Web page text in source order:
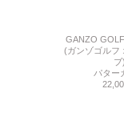
GANZO
(ガンゾゴルフ
ブ)
パター